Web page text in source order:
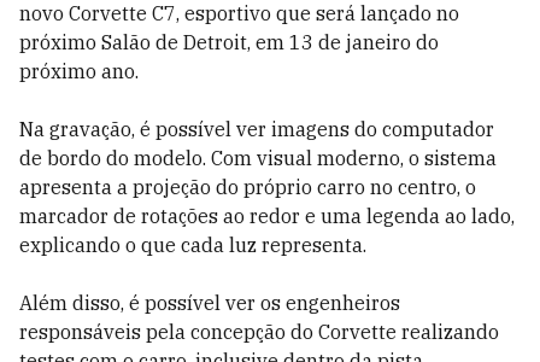
novo Corvette C7, esportivo que será lançado no
próximo Salão de Detroit, em 13 de janeiro do
próximo ano.
Na gravação, é possível ver imagens do computador
de bordo do modelo. Com visual moderno, o sistema
apresenta a projeção do próprio carro no centro, o
marcador de rotações ao redor e uma legenda ao lado,
explicando o que cada luz representa.
Além disso, é possível ver os engenheiros
responsáveis pela concepção do Corvette realizando